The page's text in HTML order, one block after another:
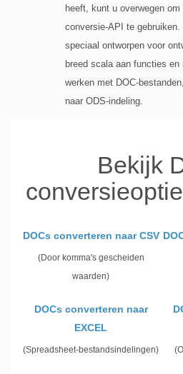
heeft, kunt u overwegen
conversie-API te
speciaal ontworpen voor
breed scala aan functies
werken met DOC-
naar ODS-indeling.
Bekijk
DOCs converteren naar CSV
(Door komma's gescheiden
waarden)
DOCs converteren naar
EXCEL
(Spreadsheet-bestandsindelingen)